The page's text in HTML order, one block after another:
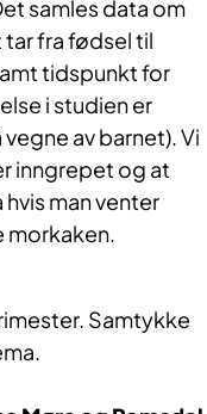
samles data om
fra fødsel til
tidspunkt for
i studien er
av barnet). Vi
inngrepet og at
man venter
morkaken.
Samtykke